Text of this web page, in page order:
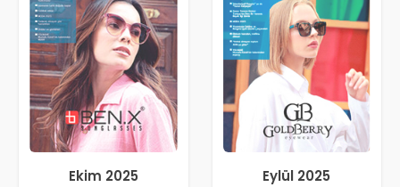
Ekim 2025 Eylül 2025